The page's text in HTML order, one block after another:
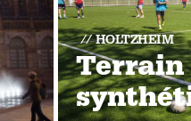
HOLTZHEIM